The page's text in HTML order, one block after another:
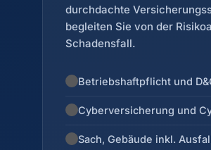
durchdachte
begleiten Sie von der
Schadensfall.
Betriebshaftpflicht und
Cyberversicherung und
Sach, Gebäude inkl.